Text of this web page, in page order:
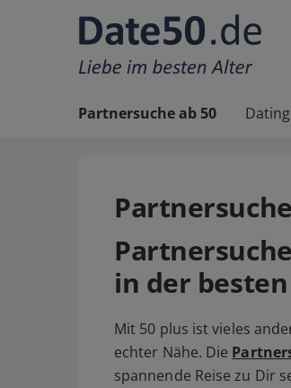
Partnersuche ab 50
in der
Mit 50 plus ist vieles
echter Nähe. Die
spannende Reise zu Dir